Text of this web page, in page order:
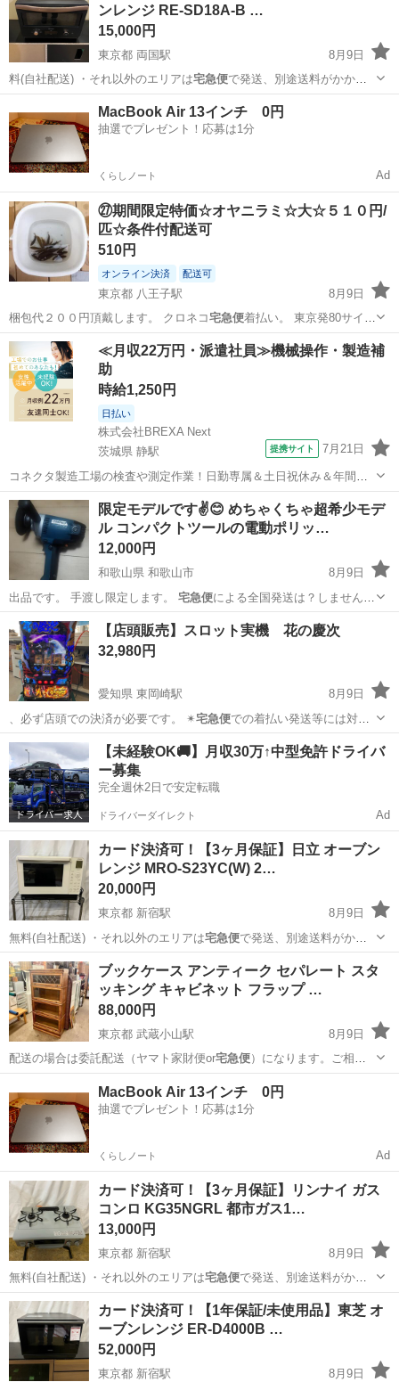
ンレンジ RE-SD18A-B …
15,000円
東京都 両国駅
8月9日
料(自社配送) ・それ以外のエリアは宅急便で発送、別途送料がかかり
ます。 ・標…墨田区 両国駅 キッチン家電 自社
MacBook Air 13インチ 0円
抽選でプレゼント！応募は1分
くらしノート Ad
㉗期間限定特価☆オヤニラミ☆大☆５１０円/
匹☆条件付配送可
510円
オンライン決済 配送可
東京都 八王子駅
8月9日
梱包代２００円頂戴します。 クロネコ宅急便着払い。 東京発80サイズ
(関東圏１…
東京 八王子市 八王子駅 その他 オヤニラミ
≪月収22万円・派遣社員≫機械操作・製造補
助
時給1,250円
日払い
株式会社BREXA Next
茨城県 静駅
提携サイト 7月21日
コネクタ製造工場の検査や測定作業！日勤専属＆土日祝休み＆年間休
日128日★クリーンルーム内作業★マイカー通勤OK＆無料駐車場あり
★就業先食堂利用可！日払い制度あり！《茨城県常陸大宮市》 人気の
工場のお仕事 ◇コネクタ製造工...
茨城 常陸大宮市 静駅 その他
限定モデルです✌😊 めちゃくちゃ超希少モデ
ル コンパクトツールの電動ポリッ…
12,000円
和歌山県 和歌山市
8月9日
出品です。 手渡し限定します。 宅急便による全国発送は？しません。
350…
和歌山 和歌山市 外装、車外用品 ポリッシャー
【店頭販売】スロット実機 花の慶次
32,980円
愛知県 東岡崎駅
8月9日
、必ず店頭での決済が必要です。 ✴︎宅急便での着払い発送等には対応
いたしかねます…
愛知 岡崎市 東岡崎駅 その他 花の慶次
【未経験OK🚚】月収30万↑中型免許ドライバ
ー募集
完全週休2日で安定転職
ドライバーダイレクト Ad
カード決済可！【3ヶ月保証】日立 オーブン
レンジ MRO-S23YC(W) 2…
20,000円
東京都 新宿駅
8月9日
無料(自社配送) ・それ以外のエリアは宅急便で発送、別途送料がかか
ります。 ・標準…
東京 新宿区 新宿駅 MRO
ブックケース アンティーク セパレート スタ
ッキング キャビネット フラップ …
88,000円
東京都 武蔵小山駅
8月9日
配送の場合は委託配送（ヤマト家財便or宅急便）になります。ご相談
下さい。 ●…
収納家具 商品
MacBook Air 13インチ 0円
抽選でプレゼント！応募は1分
くらしノート Ad
カード決済可！【3ヶ月保証】リンナイ ガス
コンロ KG35NGRL 都市ガス1…
13,000円
東京都 新宿駅
8月9日
無料(自社配送) ・それ以外のエリアは宅急便で発送、別途送料がかか
ります。 ・標準…
東京 新宿区 新宿駅 調理器具 リンナイ
カード決済可！【1年保証/未使用品】東芝 オ
ーブンレンジ ER-D4000B …
52,000円
東京都 新宿駅 8月9日